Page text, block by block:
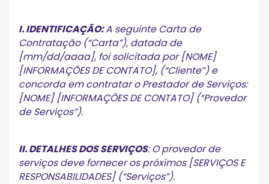
I. IDENTIFICAÇÃO:A seguinte Carta de
Contratação (“Carta”), datada de
[mm/dd/aaaa], foi solicitada por [NOME]
[INFORMAÇÕES DE CONTATO], (“Cliente”) e
concorda em contratar o Prestador de Serviços:
[NOME] [INFORMAÇÕES DE CONTATO] (“Provedor
de Serviços”).
II. DETALHES DOS SERVIÇOS: O provedor de
serviços deve fornecer os próximos [SERVIÇOS E
RESPONSABILIDADES] (“Serviços”).